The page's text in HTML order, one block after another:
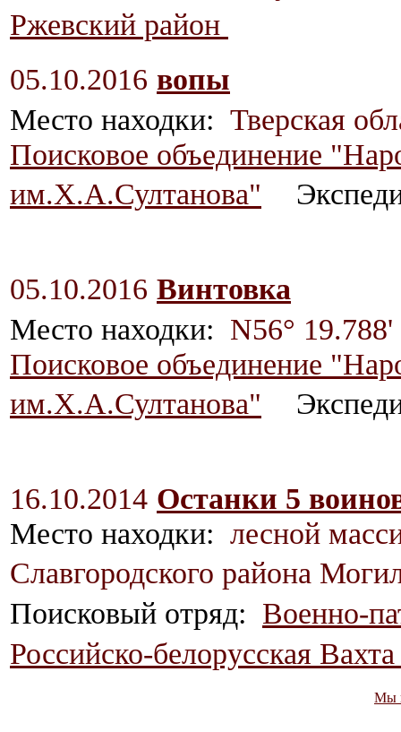
Ржевский район
05.10.2016 вопы
Место находки: Тверская
Поисковое объединение
им.Х.А.Султанова"
05.10.2016 Винтовка
Место находки: N56°
Поисковое объединение
им.Х.А.Султанова"
16.10.2014 Останки 5
Место находки: лесной
Славгородского района
Поисковый отряд: Военно-
Российско-белорусская
Мы